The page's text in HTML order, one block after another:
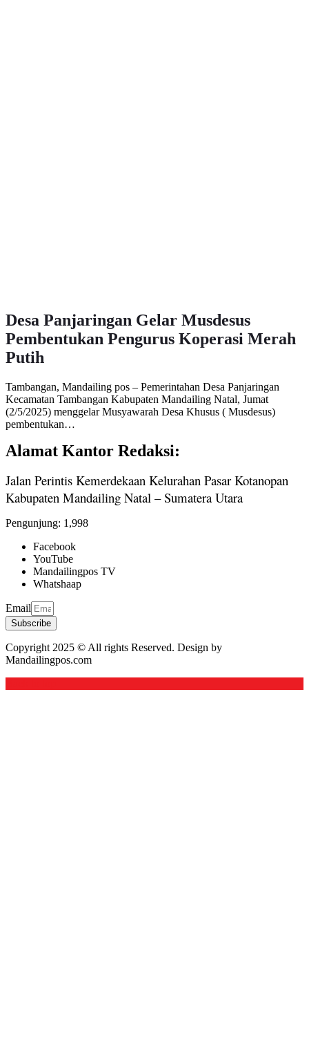
Desa Panjaringan Gelar Musdesus
Pembentukan Pengurus Koperasi Merah
Putih
Tambangan, Mandailing pos – Pemerintahan Desa Panjaringan
Kecamatan Tambangan Kabupaten Mandailing Natal, Jumat
(2/5/2025) menggelar Musyawarah Desa Khusus ( Musdesus)
pembentukan…
Alamat Kantor Redaksi:
Jalan Perintis Kemerdekaan Kelurahan Pasar Kotanopan
Kabupaten Mandailing Natal – Sumatera Utara
Pengunjung: 1,998
Facebook
YouTube
Mandailingpos TV
Whatshaap
Email
Subscribe
Copyright 2025 © All rights Reserved. Design by
Mandailingpos.com